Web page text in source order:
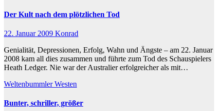
Der Kult nach dem plötzlichen Tod
22. Januar 2009 Konrad
Genialität, Depressionen, Erfolg, Wahn und Ängste – am 22. Januar
2008 kam all dies zusammen und führte zum Tod des Schauspielers
Heath Ledger. Nie war der Australier erfolgreicher als mit…
WeltenbummlerWesten
Bunter, schriller, größer